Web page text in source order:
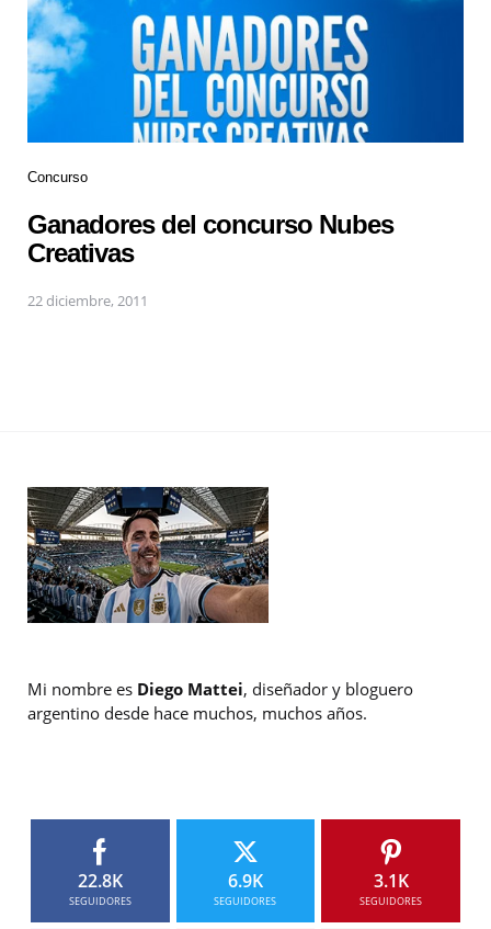
Concurso
Ganadores del concurso Nubes
Creativas
22 diciembre, 2011
Mi nombre es Diego Mattei, diseñador y bloguero
argentino desde hace muchos, muchos años.
22.8K
SEGUIDORES
6.9K
SEGUIDORES
3.1K
SEGUIDORES